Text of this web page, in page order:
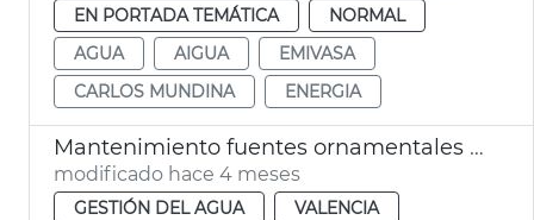
EN PORTADA TEMÁTICA
NORMAL
AGUA
AIGUA
EMIVASA
CARLOS MUNDINA
ENERGIA
Mantenimiento fuentes ornamentales de València
modificado hace 4 meses
GESTIÓN DEL AGUA
VALENCIA